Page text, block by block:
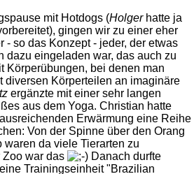
mit Hotdogs (Holgerhatte ja
gingen wir zu einer eher
- so das Konzept - jeder, der etwas
dazu eingeladen war, das auch zu
Körperübungen, bei denen man
diversen Körperteilen an imaginäre
ergänzte mit einer sehr langen
aus dem Yoga. Christian hatte
Erwärmung eine Reihe
Von der Spinne über den Orang
waren da viele Tierarten zu
Zoo war das
Danach durfte
Trainingseinheit "Brazilian